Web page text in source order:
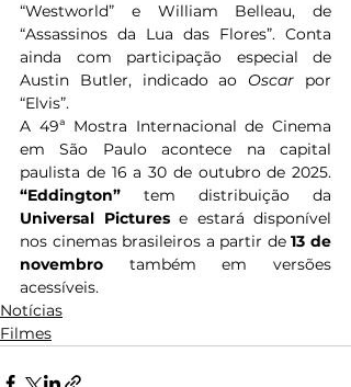
“Westworld” e William Belleau, de
“Assassinos da Lua das Flores”. Conta
ainda com participação especial de
Austin Butler, indicado ao Oscar por
“Elvis”.
A 49ª Mostra Internacional de Cinema
em São Paulo acontece na capital
“Eddington”
Universal Pictures e estará disponível
nos cinemas brasileiros a partir de 13 de
novembro também em versões
acessíveis.
Notícias
Filmes